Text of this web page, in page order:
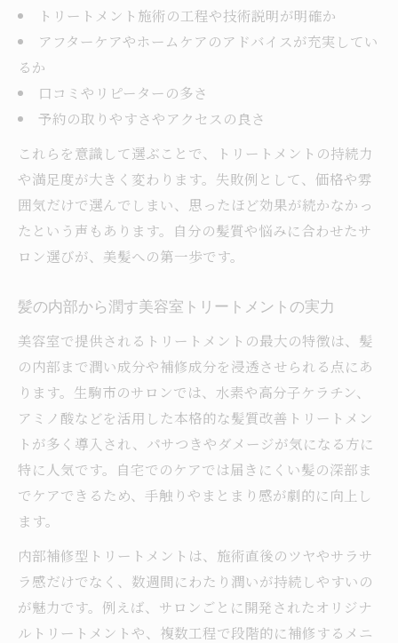
トリートメント施術の工程や技術説明が明確か
アフターケアやホームケアのアドバイスが充実してい
るか
口コミやリピーターの多さ
予約の取りやすさやアクセスの良さ
これらを意識して選ぶことで、トリートメントの持続力
や満足度が大きく変わります。失敗例として、価格や雰
囲気だけで選んでしまい、思ったほど効果が続かなかっ
たという声もあります。自分の髪質や悩みに合わせたサ
ロン選びが、美髪への第一歩です。
髪の内部から潤す美容室トリートメントの実力
美容室で提供されるトリートメントの最大の特徴は、髪
の内部まで潤い成分や補修成分を浸透させられる点にあ
ります。生駒市のサロンでは、水素や高分子ケラチン、
アミノ酸などを活用した本格的な髪質改善トリートメン
トが多く導入され、パサつきやダメージが気になる方に
特に人気です。自宅でのケアでは届きにくい髪の深部ま
でケアできるため、手触りやまとまり感が劇的に向上し
ます。
内部補修型トリートメントは、施術直後のツヤやサラサ
ラ感だけでなく、数週間にわたり潤いが持続しやすいの
が魅力です。例えば、サロンごとに開発されたオリジナ
ルトリートメントや、複数工程で段階的に補修するメニ